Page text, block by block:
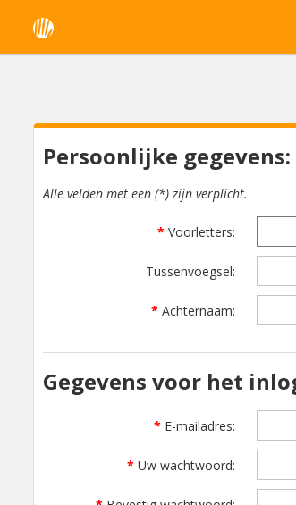
Persoonlijke gegevens
Alle velden met een (*) zijn verplicht.
Voorletters
Tussenvoegsel
Achternaam
Gegevens voor het
E-mailadres
Uw wachtwoord